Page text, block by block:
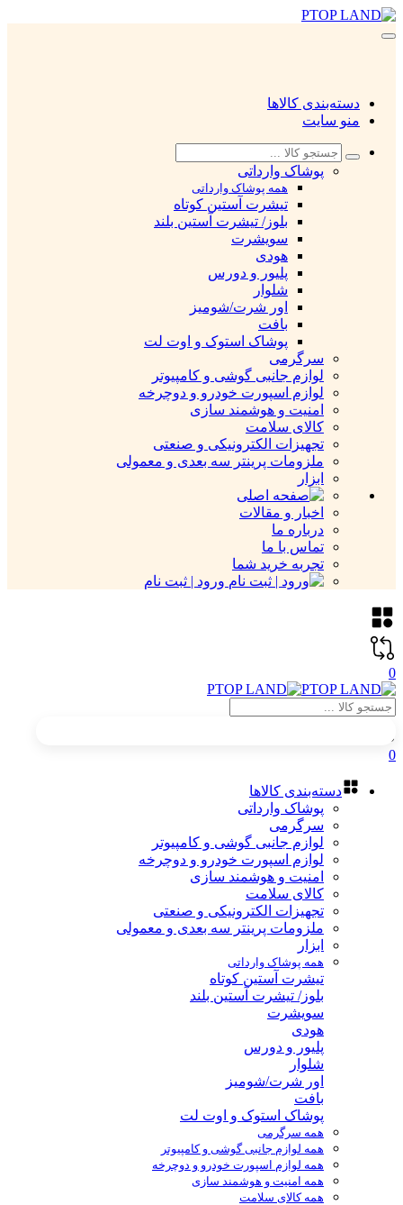
دسته‌بندی کالاها
منو سایت
پوشاک وارداتی
همه پوشاک وارداتی
تیشرت آستین کوتاه
بلوز/ تیشرت آستین بلند
سویشرت
هودی
پلیور و دورس
شلوار
اور شرت/شومیز
بافت
پوشاک استوک و اوت لت
سرگرمی
لوازم جانبی گوشی و کامپیوتر
لوازم اسپورت خودرو و دوچرخه
امنیت و هوشمند سازی
کالای سلامت
تجهیزات الکترونیکی و صنعتی
ملزومات پرینتر سه بعدی و معمولی
ابزار
اخبار و مقالات
درباره ما
تماس با ما
تجربه خرید شما
ورود | ثبت نام
0
0
دسته‌بندی کالاها
پوشاک وارداتی
سرگرمی
لوازم جانبی گوشی و کامپیوتر
لوازم اسپورت خودرو و دوچرخه
امنیت و هوشمند سازی
کالای سلامت
تجهیزات الکترونیکی و صنعتی
ملزومات پرینتر سه بعدی و معمولی
ابزار
همه پوشاک وارداتی
تیشرت آستین کوتاه
بلوز/ تیشرت آستین بلند
سویشرت
هودی
پلیور و دورس
شلوار
اور شرت/شومیز
بافت
پوشاک استوک و اوت لت
همه سرگرمی
همه لوازم جانبی گوشی و کامپیوتر
همه لوازم اسپورت خودرو و دوچرخه
همه امنیت و هوشمند سازی
همه کالای سلامت